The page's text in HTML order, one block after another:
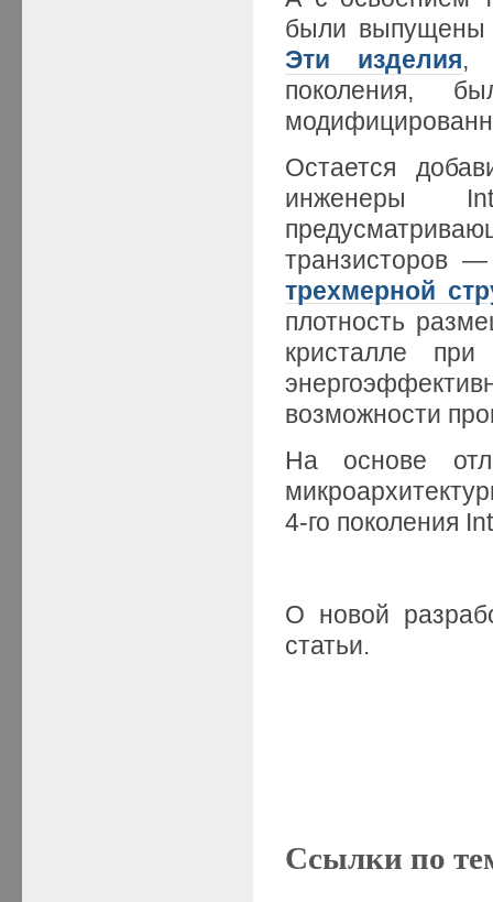
были выпущены
Эти изделия,
поколения,
Остается
инженеры
транзисторов
трехмерной
плотность
кристалле
возможности
На основе
4-го поколения
О новой
статьи.
Ссылки по